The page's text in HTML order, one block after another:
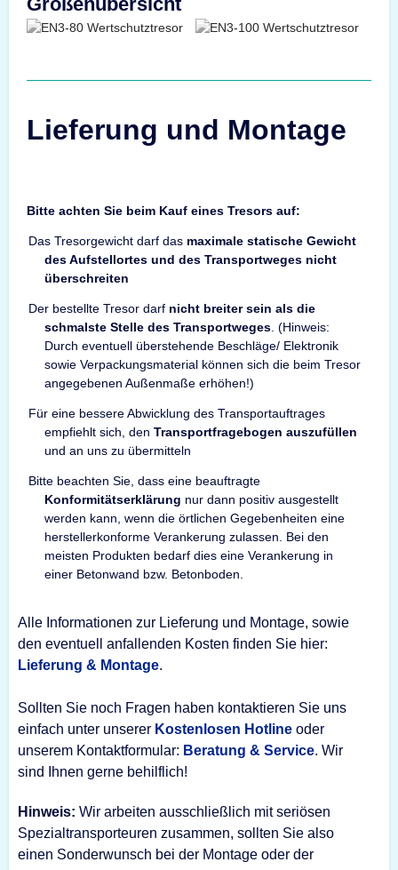
Lieferung und Montage
Bitte achten Sie beim Kauf eines Tresors auf:
Das Tresorgewicht darf das maximale statische Gewicht
des Aufstellortes und des Transportweges nicht
überschreiten
Der bestellte Tresor darf nicht breiter sein als die
schmalste Stelle des Transportweges. (Hinweis:
Durch eventuell überstehende Beschläge/ Elektronik
sowie Verpackungsmaterial können sich die beim Tresor
angegebenen Außenmaße erhöhen!)
Für eine bessere Abwicklung des Transportauftrages
empfiehlt sich, den Transportfragebogen auszufüllen
und an uns zu übermitteln
Bitte beachten Sie, dass eine beauftragte
Konformitätserklärung nur dann positiv ausgestellt
werden kann, wenn die örtlichen Gegebenheiten eine
herstellerkonforme Verankerung zulassen. Bei den
meisten Produkten bedarf dies eine Verankerung in
einer Betonwand bzw. Betonboden.
Alle Informationen zur Lieferung und Montage, sowie
den eventuell anfallenden Kosten finden Sie hier:
Lieferung & Montage.
Sollten Sie noch Fragen haben kontaktieren Sie uns
einfach unter unserer Kostenlosen Hotline oder
unserem Kontaktformular: Beratung & Service. Wir
sind Ihnen gerne behilflich!
Hinweis: Wir arbeiten ausschließlich mit seriösen
Spezialtransporteuren zusammen, sollten Sie also
einen Sonderwunsch bei der Montage oder der